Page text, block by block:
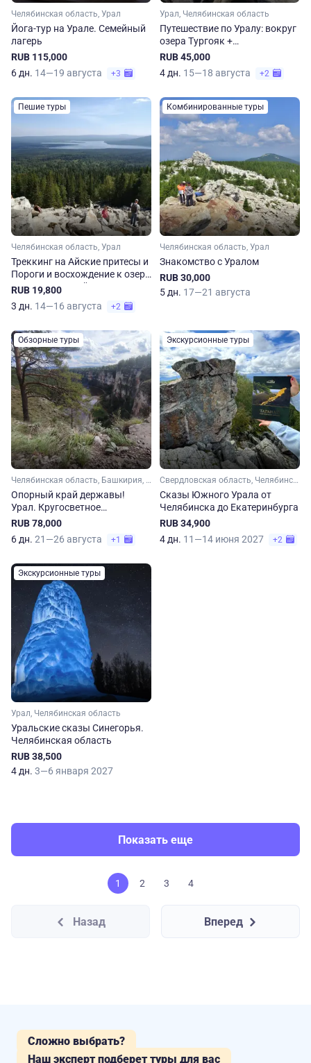
Челябинская область, Урал
Йога-тур на Урале. Семейный
лагерь
RUB 115,000
6 дн. 14—19 августа +3
Урал, Челябинская область
Путешествие по Уралу: вокруг
озера Тургояк +
Александровская сопка
RUB 45,000
4 дн. 15—18 августа +2
Пешие туры
Челябинская область, Урал
Треккинг на Айские притесы и
Пороги и восхождение к озеру
Зюраткуль: двойное
RUB 19,800
3 дн. 14—16 августа +2
Комбинированные туры
Челябинская область, Урал
Знакомство с Уралом
RUB 30,000
5 дн. 17—21 августа
Обзорные туры
Челябинская область, Башкирия, Урал
Опорный край державы!
Урал. Кругосветное
путешествие
RUB 78,000
6 дн. 21—26 августа +1
Экскурсионные туры
Свердловская область, Челябинская область, Урал
Сказы Южного Урала от
Челябинска до Екатеринбурга
RUB 34,900
4 дн. 11—14 июня 2027 +2
Экскурсионные туры
Урал, Челябинская область
Уральские сказы Синегорья.
Челябинская область
RUB 38,500
4 дн. 3—6 января 2027
Показать еще
1 2 3 4
Назад Вперед
Сложно выбрать?
Наш эксперт подберет туры для вас